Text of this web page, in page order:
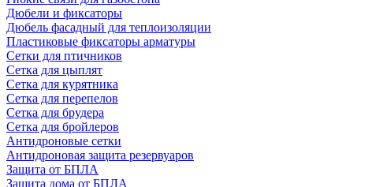
Дюбели и фиксаторы
Дюбель фасадный для теплоизоляции
Пластиковые фиксаторы арматуры
Сетки для птичников
Сетка для цыплят
Сетка для курятника
Сетка для перепелов
Сетка для брудера
Сетка для бройлеров
Антидроновые сетки
Антидроновая защита резервуаров
Защита от БПЛА
Защита дома от БПЛА